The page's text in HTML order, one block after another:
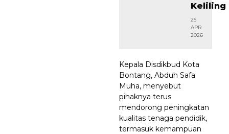
Keliling
25
APR
2026
Kepala Disdikbud Kota
Bontang, Abduh Safa
Muha, menyebut
pihaknya terus
mendorong peningkatan
kualitas tenaga pendidik,
termasuk kemampuan